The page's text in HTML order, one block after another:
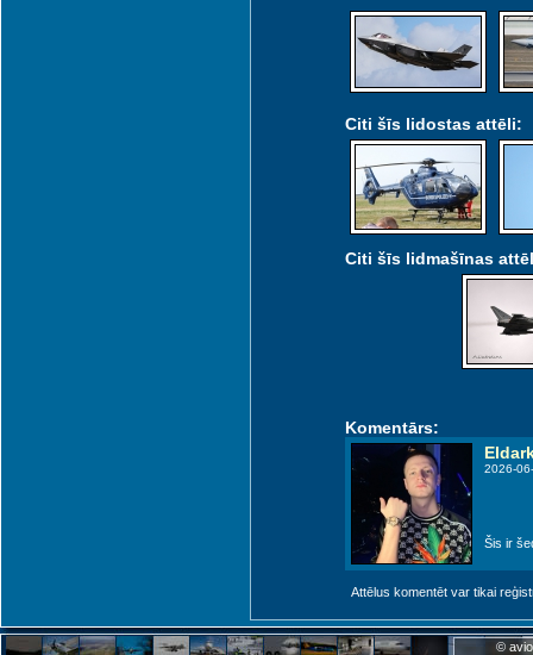
Citi šīs lidostas attēli:
Citi šīs lidmašīnas
Komentārs:
2026-
Šis ir
Attēlus komentēt var tikai
©